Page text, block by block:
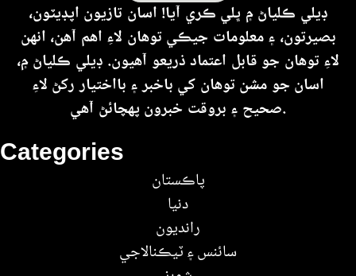
Categories
پاڪستان
دنيا
رانديون
سائنس ۽ ٽيڪنالاجي
ڊيلي ڪلياڻ ۾ ڀلي ڪري آيا! اسان تازيون اپڊيٽون،
بصيرتون، ۽ معلومات جيڪي توهان لاءِ اهم آهن، انهن
لاءِ توهان جو قابل اعتماد ذريعو آهيون. ڊيلي ڪلياڻ ۾،
اسان جو مشن توهان کي باخبر ۽ بااختيار رکڻ لاءِ
صحيح ۽ بروقت خبرون پهچائڻ آهي.